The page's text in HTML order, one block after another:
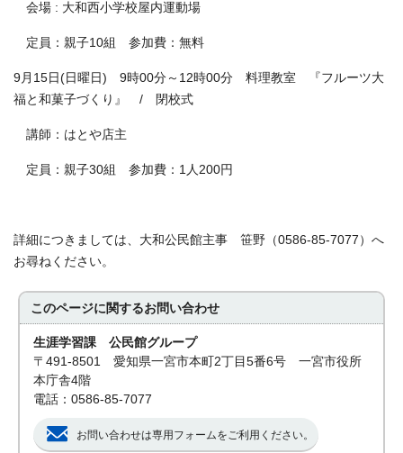
会場 : 大和西小学校屋内運動場
定員：親子10組 参加費：無料
9月15日(日曜日) 9時00分～12時00分 料理教室 『フルーツ大
福と和菓子づくり』 / 閉校式
講師：はとや店主
定員：親子30組 参加費：1人200円
詳細につきましては、大和公民館主事 笹野（0586-85-7077）へ
お尋ねください。
このページに関するお問い合わせ
生涯学習課 公民館グループ
〒491-8501 愛知県一宮市本町2丁目5番6号 一宮市役所
本庁舎4階
電話：0586-85-7077
お問い合わせは専用フォームをご利用ください。